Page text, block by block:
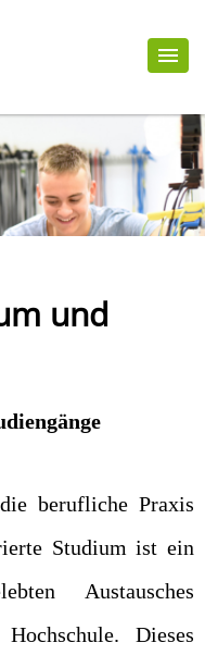
und
berufliche Praxis
Studium ist ein
Austausches
Dieses